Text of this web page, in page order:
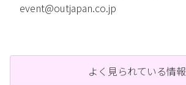
event@outjapan.co.jp
よく見られている情報